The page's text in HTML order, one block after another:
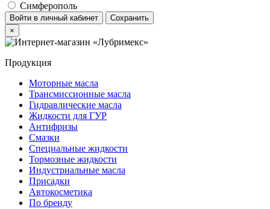
Симферополь
Войти в личный кабинет
Сохранить
×
Продукция
Моторные масла
Трансмиссионные масла
Гидравлические масла
Жидкости для ГУР
Антифризы
Смазки
Специальные жидкости
Тормозные жидкости
Индустриальные масла
Присадки
Автокосметика
По бренду